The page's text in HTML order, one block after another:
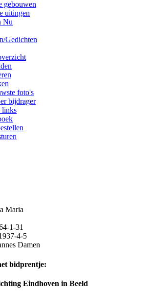
gebouwen
uitingen
Nu
Gedichten
foto's
bijdrager
links
Maria
1-31
4-5
Damen
bidprentje:
Eindhoven in Beeld